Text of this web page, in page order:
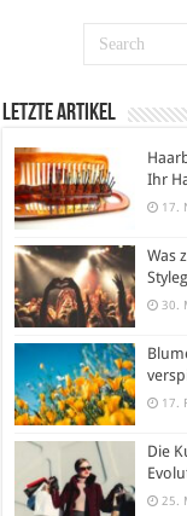
Letzte Artikel
Ihr
17.
Was
30.
17.
Die
25.